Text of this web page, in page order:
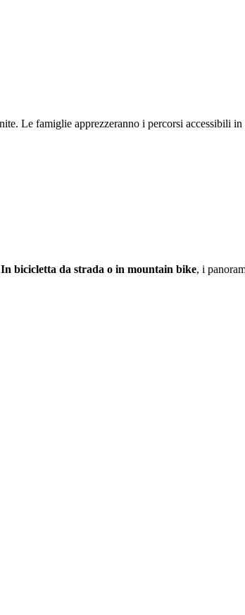
Le famiglie apprezzeranno i percorsi accessibili
In bicicletta da strada o in mountain bike, i